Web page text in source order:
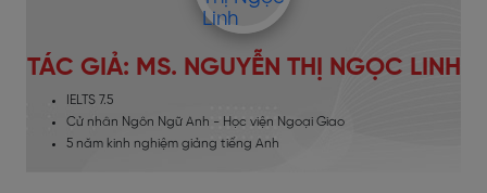
TÁC GIẢ: MS. NGUYỄN THỊ NGỌC LINH
IELTS 7.5
Cử nhân Ngôn Ngữ Anh - Học viện Ngoại Giao
5 năm kinh nghiệm giảng tiếng Anh